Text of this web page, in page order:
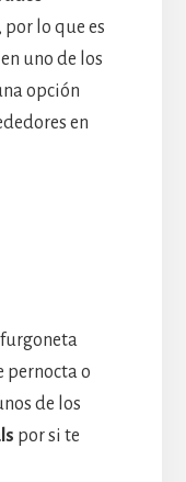
lo que es
uno de los
opción
en
pernocta o
de los
por si te